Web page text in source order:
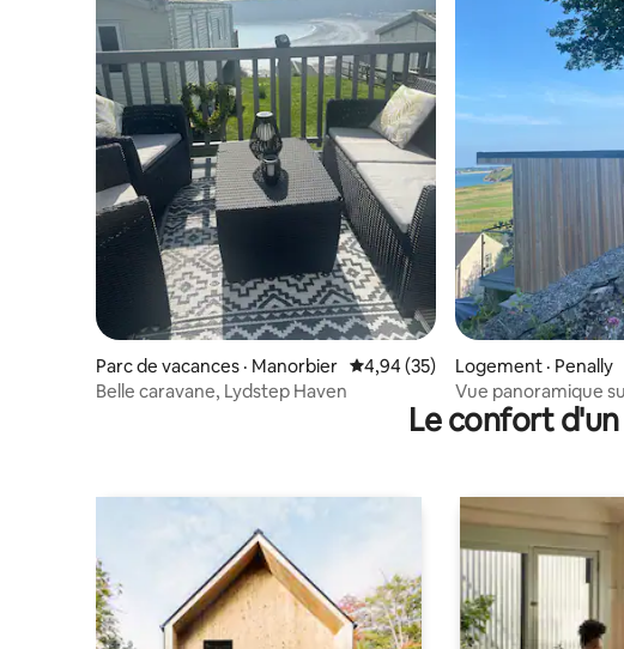
Parc de vacances · Manorbier Note moyenne de 4,94 sur 5, 35
4,94 (35)
Belle caravane, Lydstep Haven
Logement · Penally
Vue panoramique
Carmarthen depuis
Le confort